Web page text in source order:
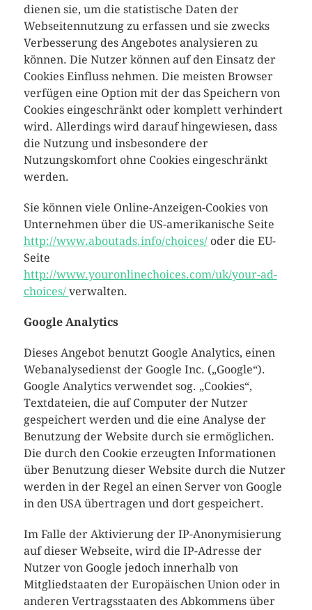
dienen sie, um die statistische Daten der
Webseitennutzung zu erfassen und sie zwecks
Verbesserung des Angebotes analysieren zu
können. Die Nutzer können auf den Einsatz der
Cookies Einfluss nehmen. Die meisten Browser
verfügen eine Option mit der das Speichern von
Cookies eingeschränkt oder komplett verhindert
wird. Allerdings wird darauf hingewiesen, dass
die Nutzung und insbesondere der
Nutzungskomfort ohne Cookies eingeschränkt
werden.
Sie können viele Online-Anzeigen-Cookies von
Unternehmen über die US-amerikanische Seite
http://www.aboutads.info/choices/oder die EU-
Seite
http://www.youronlinechoices.com/uk/your-ad-
choices/ verwalten.
Google Analytics
Dieses Angebot benutzt Google Analytics, einen
Webanalysedienst der Google Inc. („Google“).
Google Analytics verwendet sog. „Cookies“,
Textdateien, die auf Computer der Nutzer
gespeichert werden und die eine Analyse der
Benutzung der Website durch sie ermöglichen.
Die durch den Cookie erzeugten Informationen
über Benutzung dieser Website durch die Nutzer
werden in der Regel an einen Server von Google
in den USA übertragen und dort gespeichert.
Im Falle der Aktivierung der IP-Anonymisierung
auf dieser Webseite, wird die IP-Adresse der
Nutzer von Google jedoch innerhalb von
Mitgliedstaaten der Europäischen Union oder in
anderen Vertragsstaaten des Abkommens über